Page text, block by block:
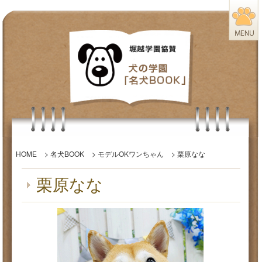
HOME > 名犬BOOK > モデルOKワンちゃん > 栗原なな
栗原なな